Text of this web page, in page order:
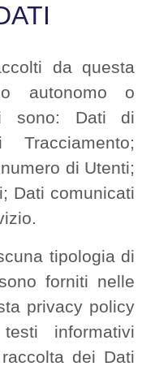
da questa
autonomo o
sono: Dati di
di Utenti;
Dati comunicati
tipologia di
forniti nelle
privacy policy
informativi
dei Dati